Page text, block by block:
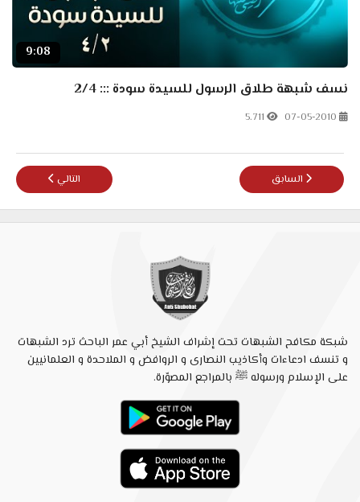
9:08
نسف شبهة طلاق الرسول للسيدة سودة ::: 2/4
07-05-2010
5.711
المقال السابق: سلسلة تحريف الكتاب المقدس: جزء1 ضياع المخطوطات الأصلية للعهدين
السابق المقال التالي:
التالي
شبكة مكافح الشبهات تحت إشراف الشيخ أبي عمر الباحث ترد الشبهات
و تنسف ادعاءات وأكاذيب النصارى و الروافض و الملاحدة و العلمانيين
على الإسلام ورسوله ﷺ بالمراجع المصوّرة.